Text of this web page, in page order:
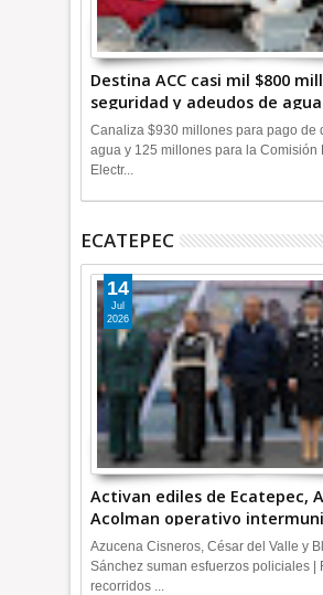
Destina ACC casi mil $800
seguridad y adeudos de
+Video
Canaliza $930 millones para pago de
agua y 125 millones para la Comisión
Electr...
ECATEPEC
Activan ediles de Ecatepec,
Acolman operativo
14
Jul
2026
Azucena Cisneros, César del Valle y
Sánchez suman esfuerzos policiales |
recorridos ...